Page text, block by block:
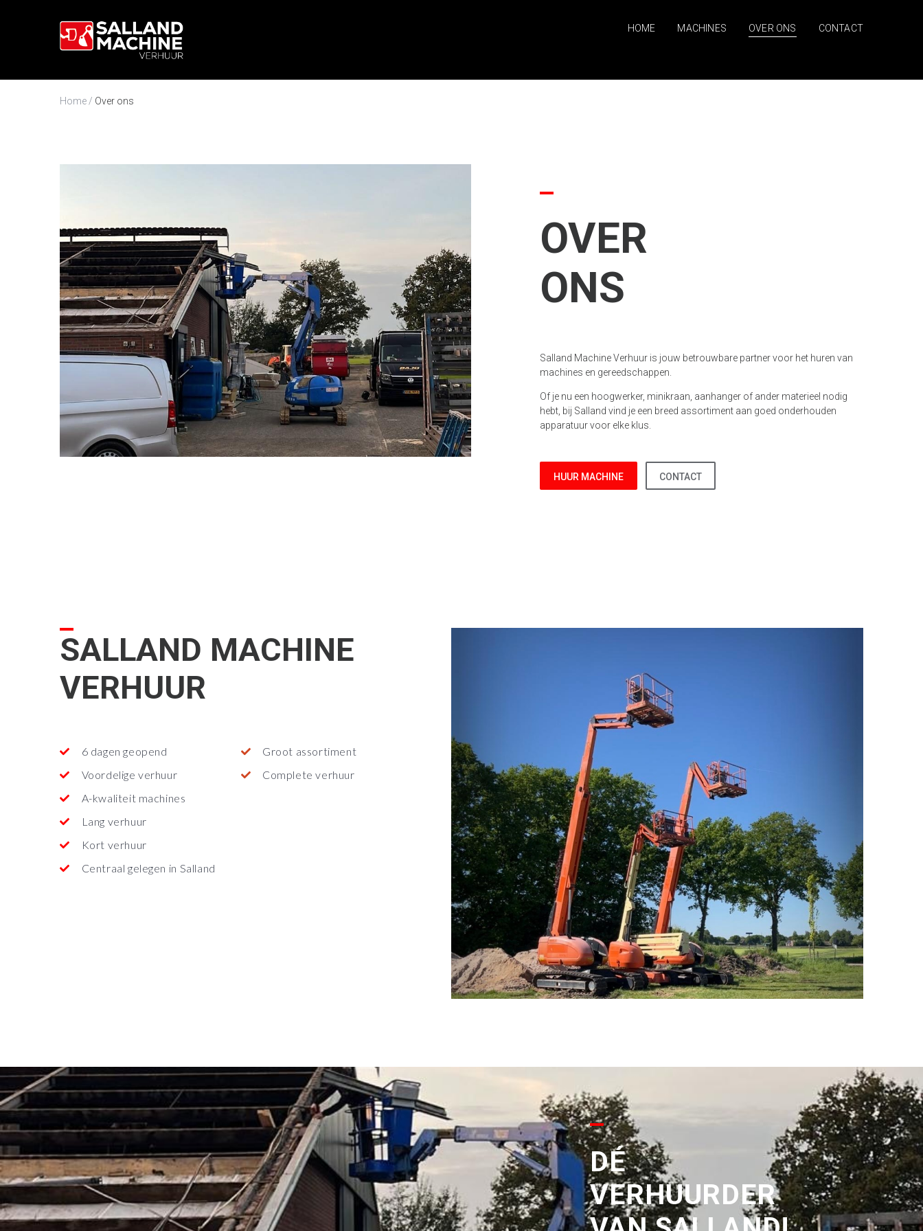
HOME MACHINES OVER ONS CONTACT
Home / Over ons
OVER
ONS
Salland Machine Verhuur is jouw betrouwbare partner voor het huren van
machines en gereedschappen.
Of je nu een hoogwerker, minikraan, aanhanger of ander materieel nodig
hebt, bij Salland vind je een breed assortiment aan goed onderhouden
apparatuur voor elke klus.
HUUR MACHINE CONTACT
SALLAND MACHINE
VERHUUR
6 dagen geopend
Voordelige verhuur
A-kwaliteit machines
Lang verhuur
Kort verhuur
Centraal gelegen in Salland
Groot assortiment
Complete verhuur
DÉ
VERHUURDER